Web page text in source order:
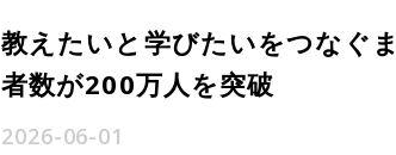
教えたいと学びたいをつなぐ
者数が200万人を突破
2026-06-01